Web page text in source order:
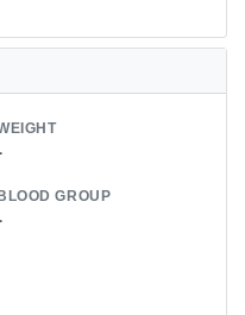
GROUP